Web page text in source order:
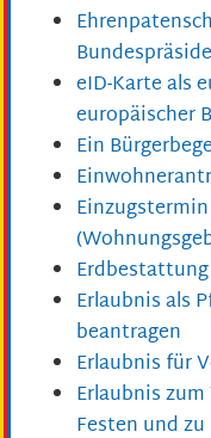
eID-Karte als
europäischer
Ein
Erlaubnis als
beantragen
Erlaubnis für
Erlaubnis
Festen und